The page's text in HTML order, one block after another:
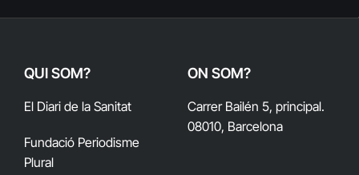
QUI SOM?
El Diari de la Sanitat
Fundació Periodisme
Plural
ON SOM?
Carrer Bailén 5, principal.
08010, Barcelona